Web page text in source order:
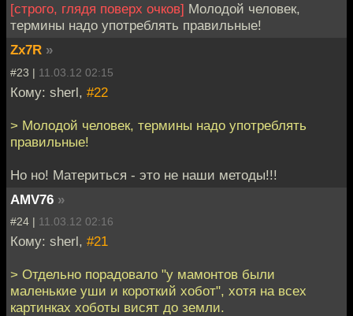
[строго, глядя поверх очков] Молодой человек,
термины надо употреблять правильные!
Zx7R »
#23 | 11.03.12 02:15
Кому: sherl, #22
> Молодой человек, термины надо употреблять
правильные!
Но но! Материться - это не наши методы!!!
AMV76 »
#24 | 11.03.12 02:16
Кому: sherl, #21
> Отдельно порадовало "у мамонтов были
маленькие уши и короткий хобот", хотя на всех
картинках хоботы висят до земли.